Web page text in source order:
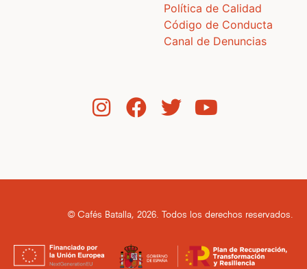
Política de Calidad
Código de Conducta
Canal de Denuncias
© Cafés Batalla, 2026. Todos los derechos reservados.